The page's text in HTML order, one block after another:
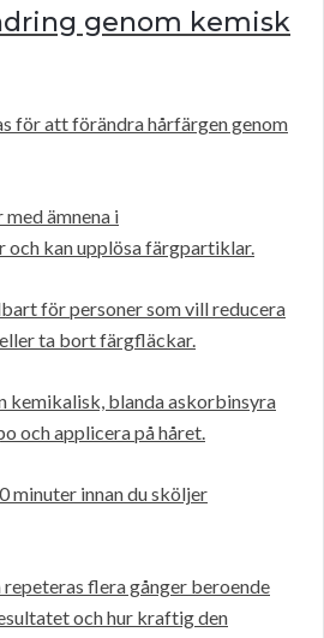
genom kemisk
för att förändra hårfärgen genom
ämnena i
kan upplösa färgpartiklar.
för personer som vill reducera
ta bort färgfläckar.
kemikalisk, blanda askorbinsyra
och applicera på håret.
minuter innan du sköljer
repeteras flera gånger beroende
och hur kraftig den